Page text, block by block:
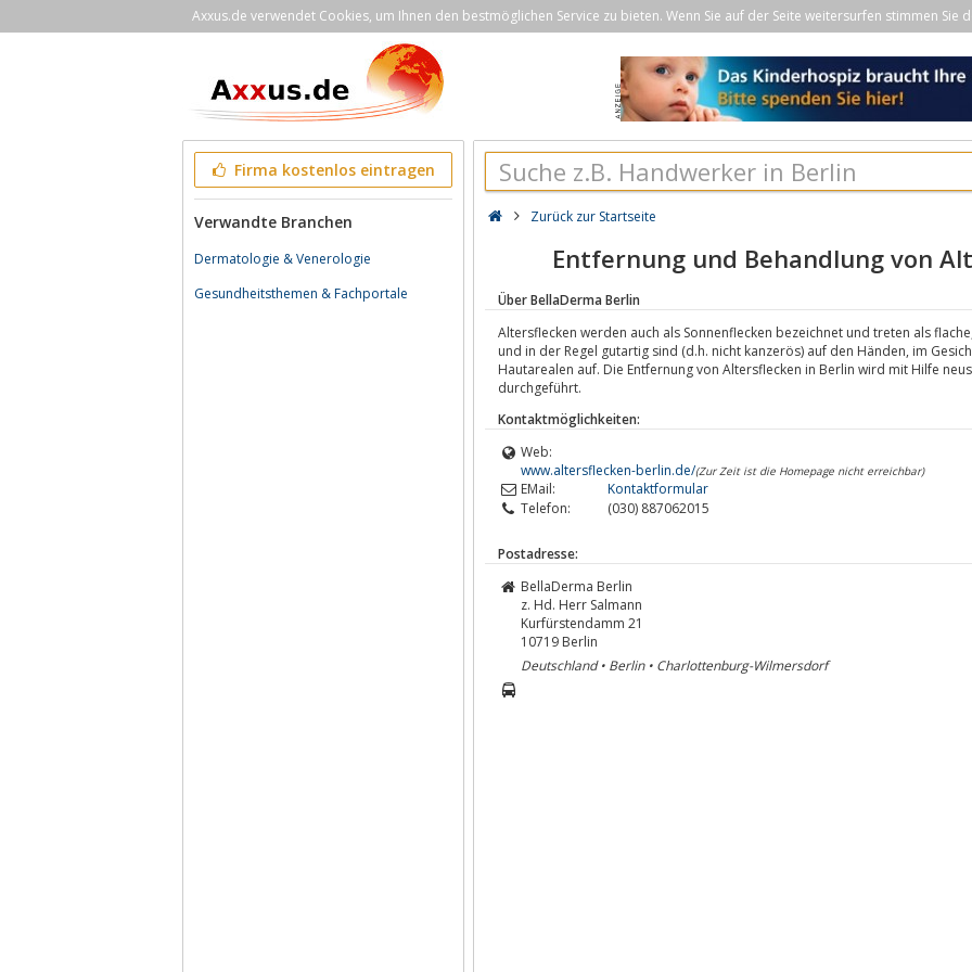
Axxus.de verwendet Cookies, um Ihnen den bestmöglichen Service zu bieten. Wenn Sie auf der Seite weitersurfen stimmen Sie
Firma kostenlos eintragen
Verwandte Branchen
Dermatologie & Venerologie
Gesundheitsthemen & Fachportale
Zurück zur Startseite
Entfernung und Behandlung von
Über BellaDerma Berlin
Altersflecken werden auch als Sonnenflecken bezeichnet und treten als
und in der Regel gutartig sind (d.h. nicht kanzerös) auf den Händen, im
Hautarealen auf. Die Entfernung von Altersflecken in Berlin wird mit Hilfe
durchgeführt.
Kontaktmöglichkeiten:
Web:
www.altersflecken-berlin.de/(Zur Zeit ist die Homepage nicht erreichbar)
EMail:
Kontaktformular
Telefon:
(030) 887062015
Postadresse:
BellaDerma Berlin
z. Hd. Herr Salmann
Kurfürstendamm 21
10719 Berlin
Deutschland • Berlin • Charlottenburg-Wilmersdorf